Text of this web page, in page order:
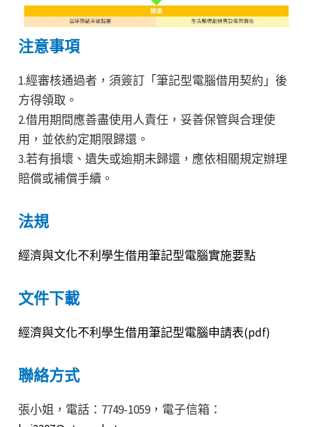
注意事項
1.經審核通過者，須簽訂「筆記型電腦借用契約」後
方得領取。
2.借用期間應善盡使用人責任，妥善保管與合理使
用，並依約定期限歸還。
3.若有損壞、遺失或逾期未歸還，應依相關規定辦理
賠償或補償手續。
法規
經濟與文化不利學生借用筆記型電腦實施要點
文件下載
經濟與文化不利學生借用筆記型電腦申請表(pdf)
聯絡方式
張小姐，電話：7749-1059，電子信箱：